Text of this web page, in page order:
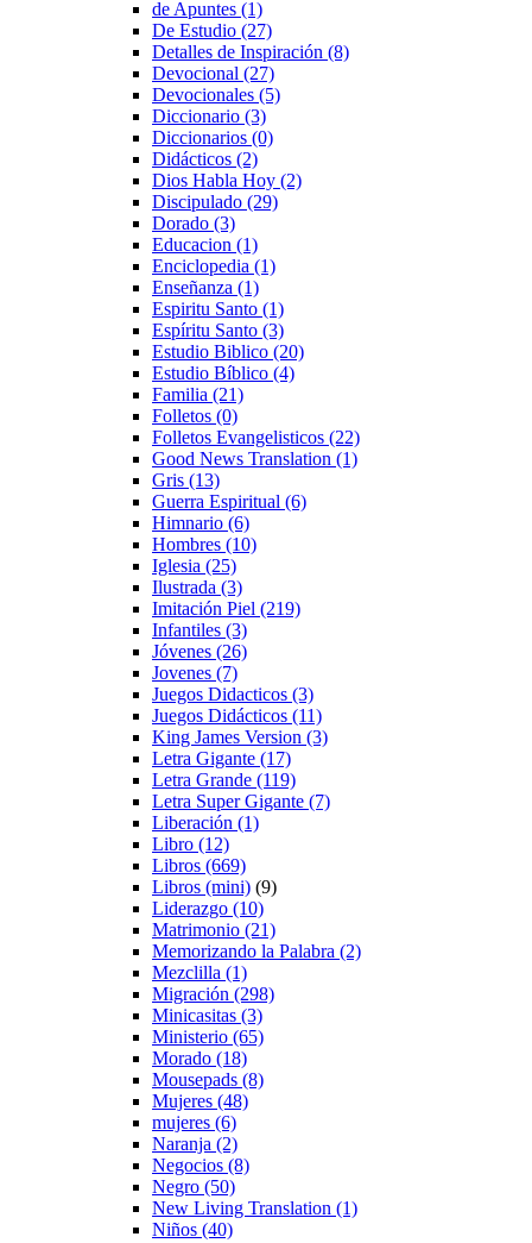
de Apuntes (1)
De Estudio (27)
Detalles de Inspiración (8)
Devocional (27)
Devocionales (5)
Diccionario (3)
Diccionarios (0)
Didácticos (2)
Dios Habla Hoy (2)
Discipulado (29)
Dorado (3)
Educacion (1)
Enciclopedia (1)
Enseñanza (1)
Espiritu Santo (1)
Espíritu Santo (3)
Estudio Biblico (20)
Estudio Bíblico (4)
Familia (21)
Folletos (0)
Folletos Evangelisticos (22)
Good News Translation (1)
Gris (13)
Guerra Espiritual (6)
Himnario (6)
Hombres (10)
Iglesia (25)
Ilustrada (3)
Imitación Piel (219)
Infantiles (3)
Jóvenes (26)
Jovenes (7)
Juegos Didacticos (3)
Juegos Didácticos (11)
King James Version (3)
Letra Gigante (17)
Letra Grande (119)
Letra Super Gigante (7)
Liberación (1)
Libro (12)
Libros (669)
Libros (mini) (9)
Liderazgo (10)
Matrimonio (21)
Memorizando la Palabra (2)
Mezclilla (1)
Migración (298)
Minicasitas (3)
Ministerio (65)
Morado (18)
Mousepads (8)
Mujeres (48)
mujeres (6)
Naranja (2)
Negocios (8)
Negro (50)
New Living Translation (1)
Niños (40)